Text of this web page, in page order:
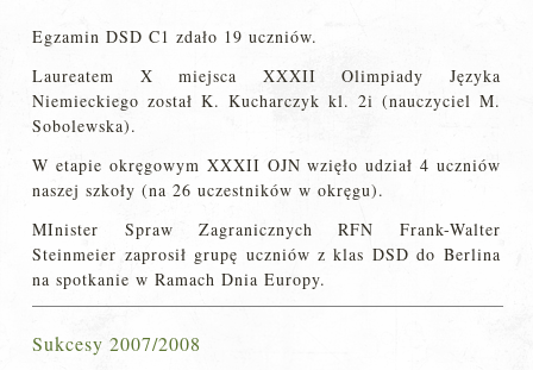
Egzamin DSD C1 zdało 19 uczniów.
Laureatem X miejsca XXXII Olimpiady Języka
Niemieckiego został K. Kucharczyk kl. 2i (nauczyciel M.
Sobolewska).
W etapie okręgowym XXXII OJN wzięło udział 4 uczniów
naszej szkoły (na 26 uczestników w okręgu).
MInister Spraw Zagranicznych RFN Frank-Walter
Steinmeier zaprosił grupę uczniów z klas DSD do Berlina
na spotkanie w Ramach Dnia Europy.
Sukcesy 2007/2008